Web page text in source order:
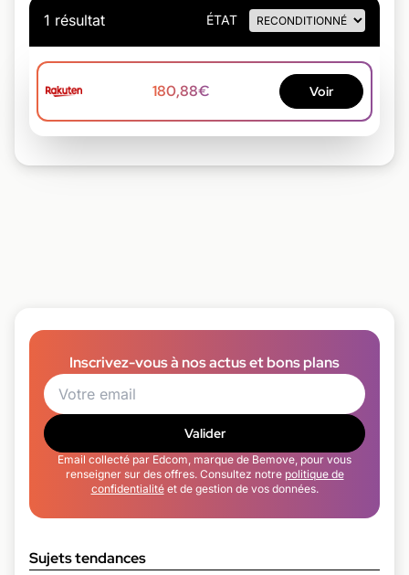
1 résultat ÉTAT
180,88€ Voir
Inscrivez-vous à nos actus et bons plans
Valider
Email collecté par Edcom, marque de Bemove, pour vous
renseigner sur des offres. Consultez notre politique de
confidentialitéet de gestion de vos données.
Sujets tendances